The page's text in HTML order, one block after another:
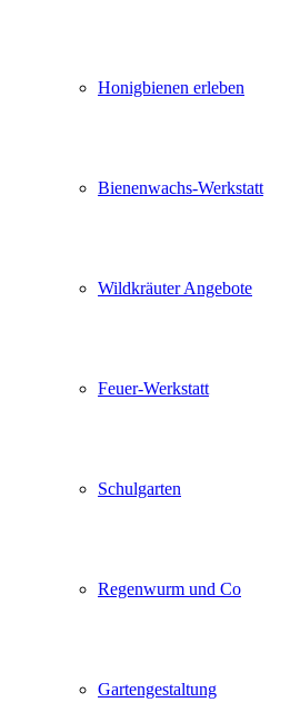
Honigbienen erleben
Bienenwachs-Werkstatt
Wildkräuter Angebote
Feuer-Werkstatt
Schulgarten
Regenwurm und Co
Gartengestaltung